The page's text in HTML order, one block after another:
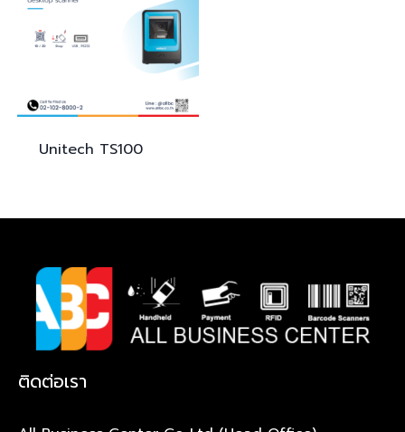
Unitech TS100
ติดต่อเรา